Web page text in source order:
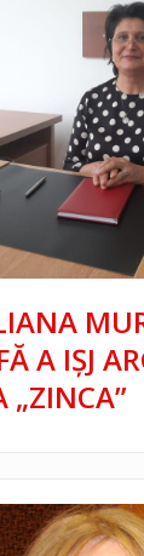
A IȘJ
„ZINCA”